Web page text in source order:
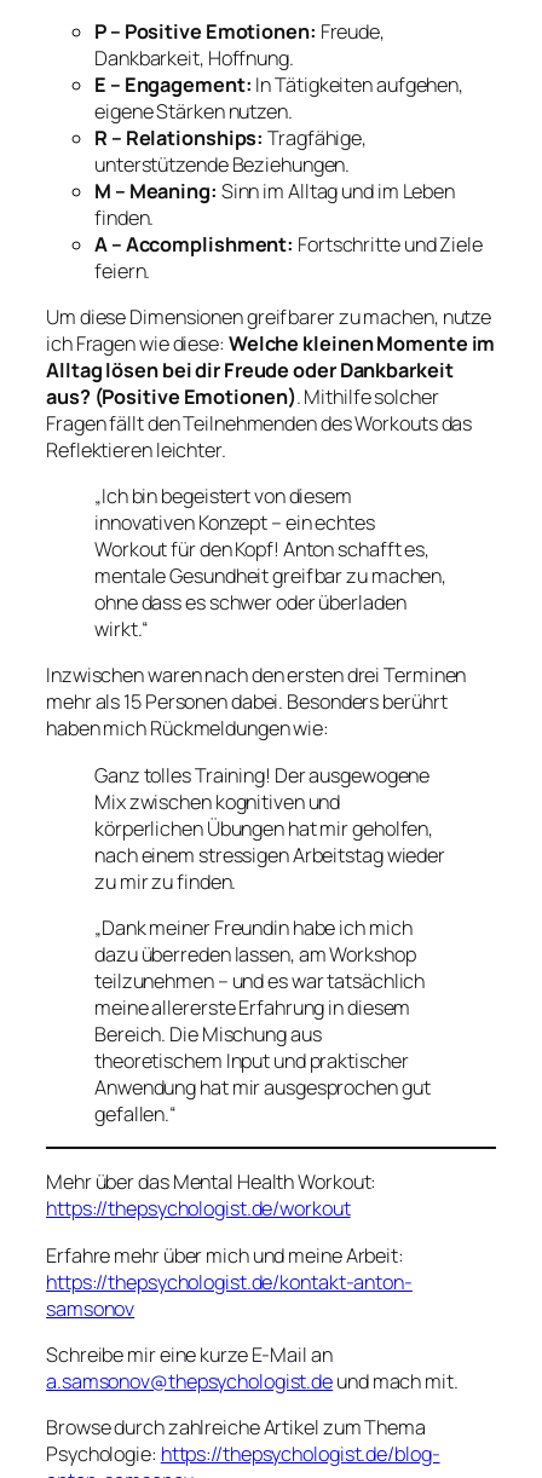
P – Positive Emotionen: Freude,
Dankbarkeit, Hoffnung.
E – Engagement: In Tätigkeiten aufgehen,
eigene Stärken nutzen.
R – Relationships: Tragfähige,
unterstützende Beziehungen.
M – Meaning: Sinn im Alltag und im Leben
finden.
A – Accomplishment: Fortschritte und Ziele
feiern.
Um diese Dimensionen greifbarer zu machen, nutze
ich Fragen wie diese: Welche kleinen Momente im
Alltag lösen bei dir Freude oder Dankbarkeit
aus? (Positive Emotionen). Mithilfe solcher
Fragen fällt den Teilnehmenden des Workouts das
Reflektieren leichter.
„Ich bin begeistert von diesem
innovativen Konzept – ein echtes
Workout für den Kopf! Anton schafft es,
mentale Gesundheit greifbar zu machen,
ohne dass es schwer oder überladen
wirkt.“
Inzwischen waren nach den ersten drei Terminen
mehr als 15 Personen dabei. Besonders berührt
haben mich Rückmeldungen wie:
Ganz tolles Training! Der ausgewogene
Mix zwischen kognitiven und
körperlichen Übungen hat mir geholfen,
nach einem stressigen Arbeitstag wieder
zu mir zu finden.
„Dank meiner Freundin habe ich mich
dazu überreden lassen, am Workshop
teilzunehmen – und es war tatsächlich
meine allererste Erfahrung in diesem
Bereich. Die Mischung aus
theoretischem Input und praktischer
Anwendung hat mir ausgesprochen gut
gefallen.“
Mehr über das Mental Health Workout:
https://thepsychologist.de/workout
Erfahre mehr über mich und meine Arbeit:
https://thepsychologist.de/kontakt-anton-
samsonov
Schreibe mir eine kurze E-Mail an
a.samsonov@thepsychologist.deund mach mit.
Browse durch zahlreiche Artikel zum Thema
Psychologie: https://thepsychologist.de/blog-